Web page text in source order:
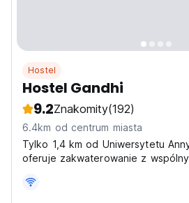
Hostel
Hostel Gandhi
9.2Znakomity(192)
6.4km od centrum miasta
Tylko 1,4 km od Uniwersytetu
oferuje zakwaterowanie z